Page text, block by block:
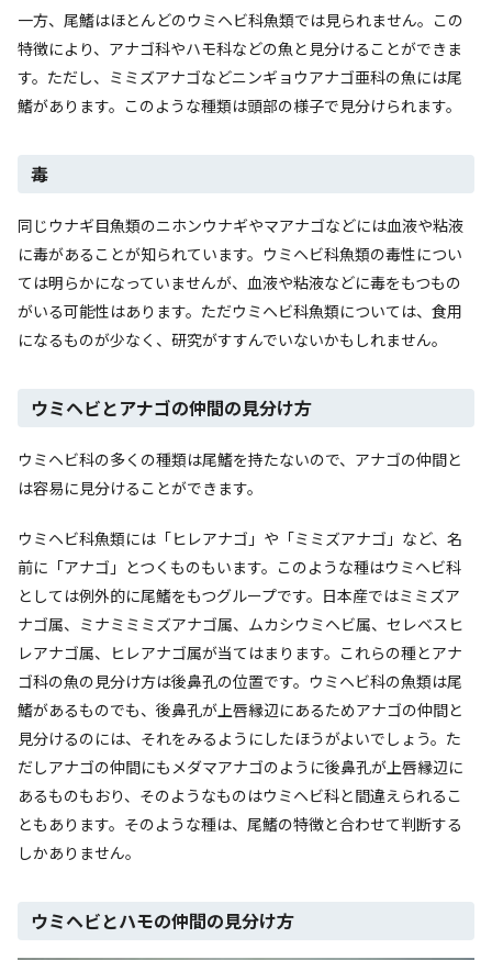
一方、尾鰭はほとんどのウミヘビ科魚類では見られません。この
特徴により、アナゴ科やハモ科などの魚と見分けることができま
す。ただし、ミミズアナゴなどニンギョウアナゴ亜科の魚には尾
鰭があります。このような種類は頭部の様子で見分けられます。
毒
同じウナギ目魚類のニホンウナギやマアナゴなどには血液や粘液
に毒があることが知られています。ウミヘビ科魚類の毒性につい
ては明らかになっていませんが、血液や粘液などに毒をもつもの
がいる可能性はあります。ただウミヘビ科魚類については、食用
になるものが少なく、研究がすすんでいないかもしれません。
ウミヘビとアナゴの仲間の見分け方
ウミヘビ科の多くの種類は尾鰭を持たないので、アナゴの仲間と
は容易に見分けることができます。
ウミヘビ科魚類には「ヒレアナゴ」や「ミミズアナゴ」など、名
前に「アナゴ」とつくものもいます。このような種はウミヘビ科
としては例外的に尾鰭をもつグループです。日本産ではミミズア
ナゴ属、ミナミミミズアナゴ属、ムカシウミヘビ属、セレベスヒ
レアナゴ属、ヒレアナゴ属が当てはまります。これらの種とアナ
ゴ科の魚の見分け方は後鼻孔の位置です。ウミヘビ科の魚類は尾
鰭があるものでも、後鼻孔が上唇縁辺にあるためアナゴの仲間と
見分けるのには、それをみるようにしたほうがよいでしょう。た
だしアナゴの仲間にもメダマアナゴのように後鼻孔が上唇縁辺に
あるものもおり、そのようなものはウミヘビ科と間違えられるこ
ともあります。そのような種は、尾鰭の特徴と合わせて判断する
しかありません。
ウミヘビとハモの仲間の見分け方